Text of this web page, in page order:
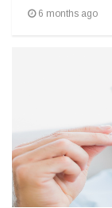
6 months ago